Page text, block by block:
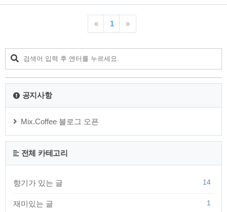
기 때문에 이에 대한 조기 발견과 예방이 매우 중요합니다. 이번
글에서는 B형 및 C형 간염에 대해 알아보고, 간 건강을 지키기
향을 미치는 두 종류의 간염으로, 간세포암 환자의 약 80%가 이
들 바이러스와 관련이 있다는 통계가 있을 정도로 위험성이 높
습니다. B형 간염은..
« 1 »
공지사항
Mix.Coffee 블로그 오픈
전체 카테고리
향기가 있는 글 14
재미있는 글 1